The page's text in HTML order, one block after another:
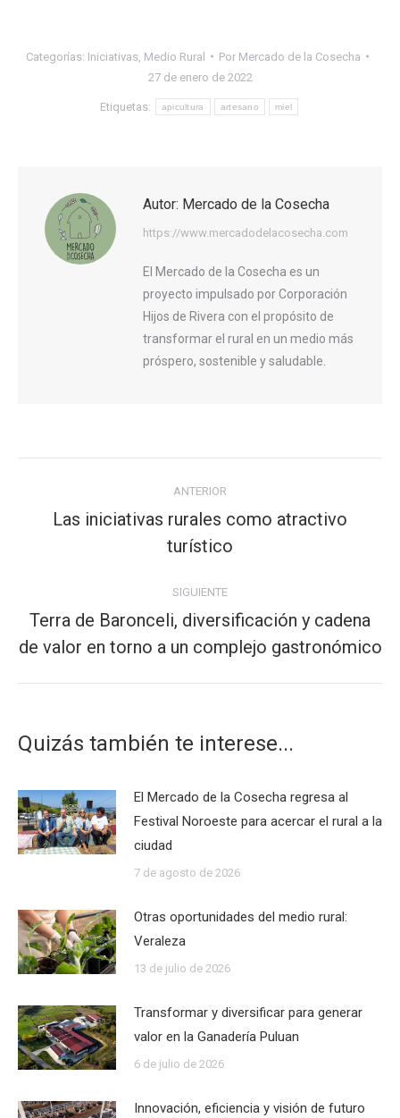
Categorías: Iniciativas Medio Rural Por Mercado de la Cosecha
27 de enero de 2022
Etiquetas: apicultura artesano miel
Autor: Mercado de la Cosecha
https://www.mercadodelacosecha.com
El Mercado de la Cosecha es un
proyecto impulsado por Corporación
Hijos de Rivera con el propósito de
transformar el rural en un medio más
próspero, sostenible y saludable.
publicaciones
ANTERIOR
Publicación
anterior:
Las iniciativas rurales como atractivo
turístico
SIGUIENTE
Publicación
siguiente:
Terra de Baronceli, diversificación y cadena
de valor en torno a un complejo gastronómico
Quizás también te interese...
El Mercado de la Cosecha regresa al
Festival Noroeste para acercar el rural a la
ciudad
7 de agosto de 2026
Otras oportunidades del medio rural:
Veraleza
13 de julio de 2026
Transformar y diversificar para generar
valor en la Ganadería Puluan
6 de julio de 2026
Innovación, eficiencia y visión de futuro